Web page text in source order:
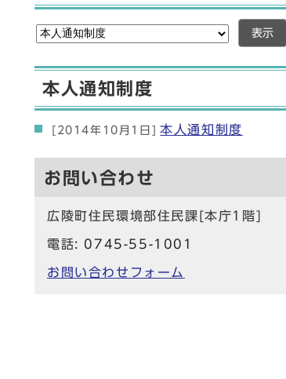
表示
本人通知制度
[2014年10月1日] 本人通知制度
お問い合わせ
広陵町住民環境部住民課[本庁1階]
電話: 0745-55-1001
お問い合わせフォーム